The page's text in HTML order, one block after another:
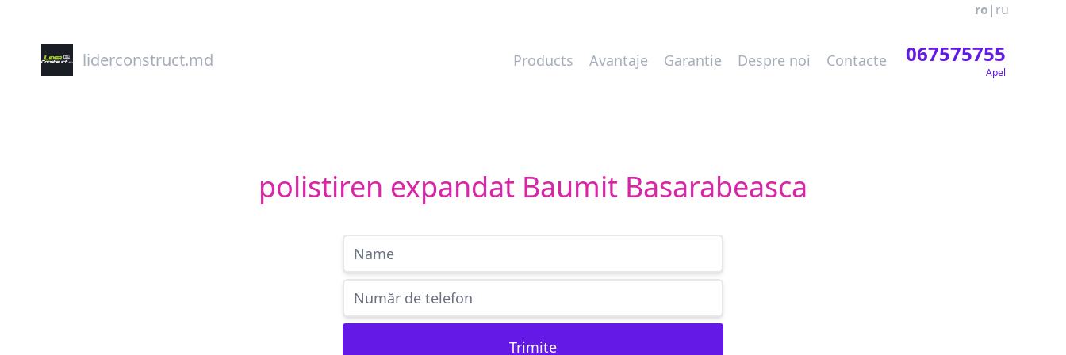
ro | ru
liderconstruct.md Products Avantaje Garantie Despre noi Contacte 067575755
Apel
polistiren expandat Baumit Basarabeasca
Trimite